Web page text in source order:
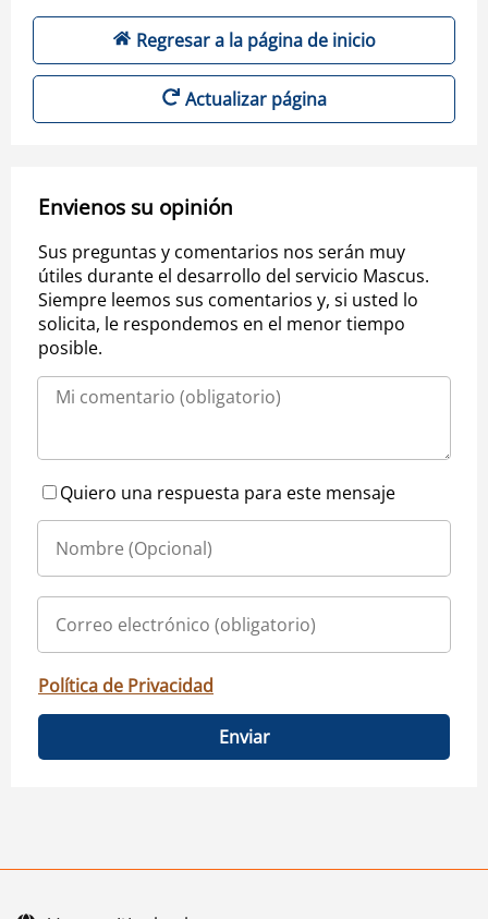
Regresar a la página de inicio
Actualizar página
Envienos su opinión
Sus preguntas y comentarios nos serán muy
útiles durante el desarrollo del servicio Mascus.
Siempre leemos sus comentarios y, si usted lo
solicita, le respondemos en el menor tiempo
posible.
Quiero una respuesta para este mensaje
Política de Privacidad
Enviar